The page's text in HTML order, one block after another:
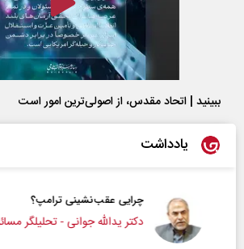
ببینید | اتحاد مقدس، از اصولی‌ترین امور است
یادداشت
چرایی عقب‌نشینی ترامپ؟
دکتر یدالله جوانی - تحلیلگر مسائل